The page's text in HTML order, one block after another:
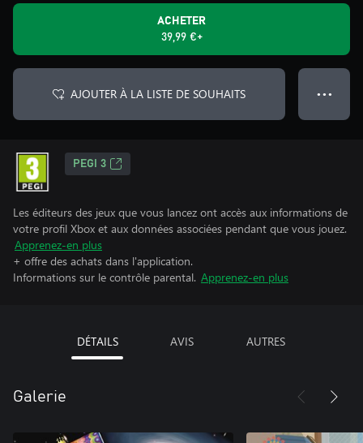
ACHETER
39,99 €+
AJOUTER À LA LISTE DE SOUHAITS ● ● ●
PEGI 3
Les éditeurs des jeux que vous lancez ont accès aux informations de
votre profil Xbox et aux données associées pendant que vous jouez.
Apprenez-en plus
+ offre des achats dans l'application.
Informations sur le contrôle parental. Apprenez-en plus
DÉTAILS AVIS AUTRES
Galerie